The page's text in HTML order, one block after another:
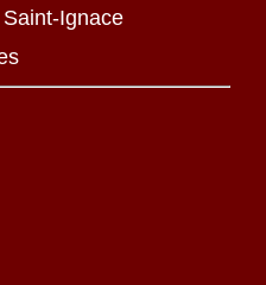
Ignace